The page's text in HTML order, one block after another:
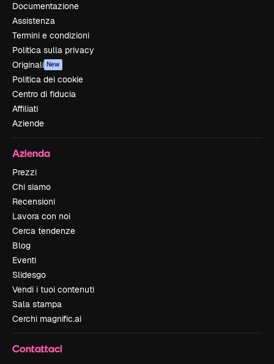
Documentazione
Assistenza
Termini e condizioni
Politica sulla privacy
Originali New
Politica dei cookie
Centro di fiducia
Affiliati
Aziende
Azienda
Prezzi
Chi siamo
Recensioni
Lavora con noi
Cerca tendenze
Blog
Eventi
Slidesgo
Vendi i tuoi contenuti
Sala stampa
Cerchi magnific.ai
Contattaci